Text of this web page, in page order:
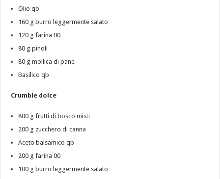
Olio qb
160 g burro leggermente salato
120 g farina 00
80 g pinoli
80 g mollica di pane
Basilico qb
Crumble dolce
800 g frutti di bosco misti
200 g zucchero di canna
Aceto balsamico qb
200 g farina 00
100 g burro leggermente salato